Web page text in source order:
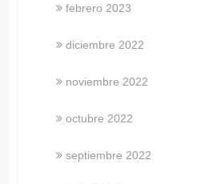
febrero 2023
diciembre 2022
noviembre 2022
octubre 2022
septiembre 2022